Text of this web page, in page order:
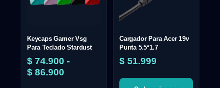
Keycaps Gamer Vsg
Para Teclado Stardust
$ 74.900 -
$ 86.900
Cargador Para Acer 19v
Punta 5.5*1.7
$ 51.999